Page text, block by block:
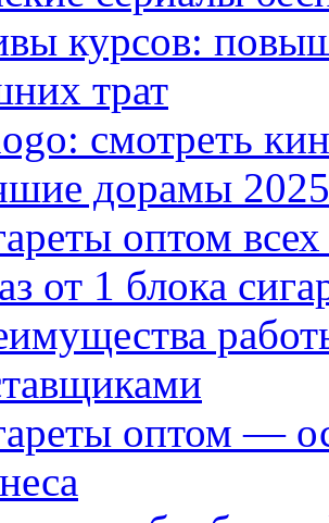
курсов:
трат
смотреть
дорамы
оптом
от 1 блока
оптом —